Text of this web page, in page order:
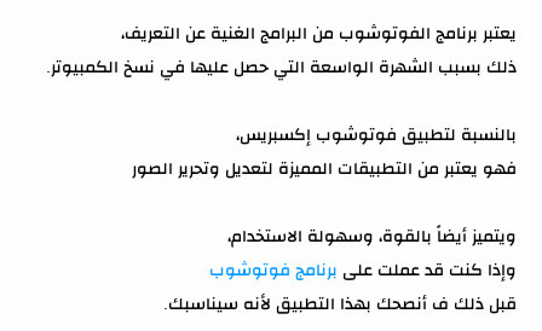
يعتبر برنامج الفوتوشوب من البرامج الغنية عن التعريف،
ذلك بسبب الشهرة الواسعة التي حصل عليها في نسخ الكمبيوتر.
بالنسبة لتطبيق فوتوشوب إكسبريس،
فهو يعتبر من التطبيقات المميزة لتعديل وتحرير الصور
ويتميز أيضاً بالقوة، وسهولة الاستخدام،
وإذا كنت قد عملت على برنامج فوتوشوب
قبل ذلك ف أنصحك بهذا التطبيق لأنه سيناسبك.